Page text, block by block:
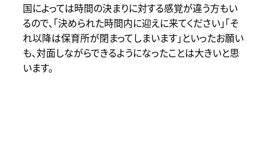
国によっては時間の決まりに対する感覚が違う方もい
るので、「決められた時間内に迎えに来てください」「そ
れ以降は保育所が閉まってしまいます」といったお願い
も、対面しながらできるようになったことは大きいと思
います。